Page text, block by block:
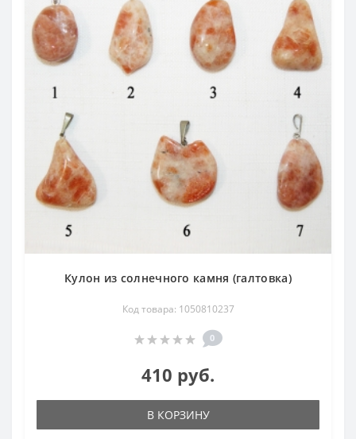
Кулон из солнечного камня (галтовка)
Код товара: 1050810237
0
410 руб.
В КОРЗИНУ